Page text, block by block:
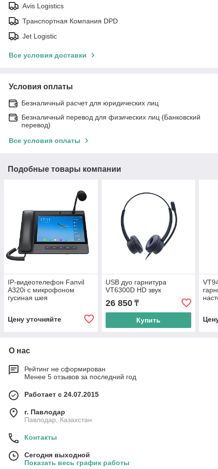
Avis Logistics
Транспортная Компания DPD
Jet Logistic
Все условия доставки
Условия оплаты
Безналичный расчет для юридических лиц
Безналичный перевод для физических лиц (Банковский
перевод)
Все условия оплаты
Подобные товары компании
IP-видеотелефон Fanvil
A320i с микрофоном
гусиная шея
Цену уточняйте
USB дуо гарнитура
VT6300D HD звук
26 850₸
Купить
О нас
Рейтинг не сформирован
Менее 5 отзывов за последний год
Работает с 24.07.2015
г. Павлодар
Павлодар, Казахстан
Контакты
Сегодня выходной
Показать весь график работы